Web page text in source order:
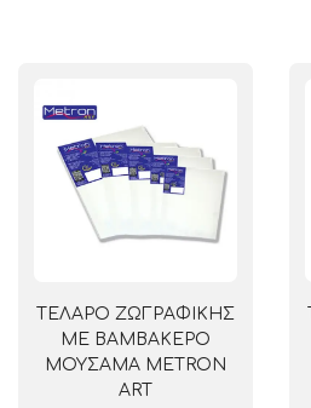
ΤΕΛΑΡΟ ΖΩΓΡΑΦΙΚΗΣ
ΜΕ ΒΑΜΒΑΚΕΡΟ
ΜΟΥΣΑΜΑ METRON
ART